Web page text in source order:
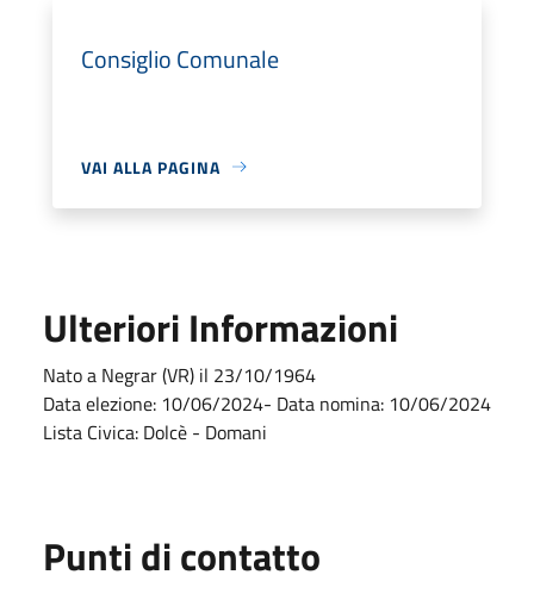
Consiglio Comunale
VAI ALLA PAGINA
Ulteriori Informazioni
Nato a Negrar (VR) il 23/10/1964
Data elezione: 10/06/2024- Data nomina: 10/06/2024
Lista Civica: Dolcè - Domani
Punti di contatto